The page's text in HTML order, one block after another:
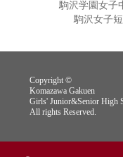
駒沢学園女子
駒沢女子
Copyright ©
Komazawa Gakuen
Girls' Junior&Senior High
All rights Reserved.